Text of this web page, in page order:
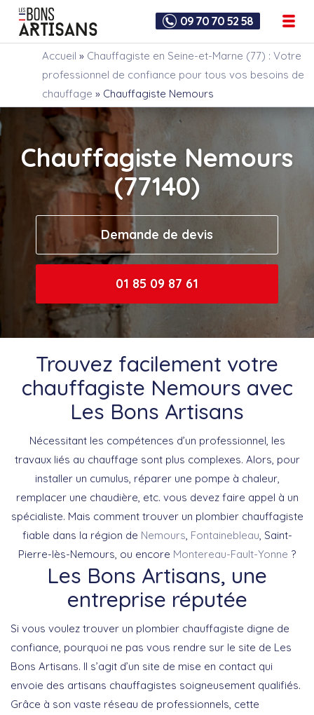
09 70 70 52 58
Accueil » Chauffagiste en Seine-et-Marne (77) : Votre
professionnel de confiance pour tous vos besoins de
chauffage » Chauffagiste Nemours
Chauffagiste Nemours
(77140)
Demande de devis
01 85 09 87 61
Trouvez facilement votre
chauffagiste Nemours avec
Les Bons Artisans
Nécessitant les compétences d’un professionnel, les
travaux liés au chauffage sont plus complexes. Alors, pour
installer un cumulus, réparer une pompe à chaleur,
remplacer une chaudière, etc. vous devez faire appel à un
spécialiste. Mais comment trouver un plombier chauffagiste
fiable dans la région de Nemours Fontainebleau , Saint-
Pierre-lès-Nemours, ou encore Montereau-Fault-Yonne ?
Les Bons Artisans, une
entreprise réputée
Si vous voulez trouver un plombier chauffagiste digne de
confiance, pourquoi ne pas vous rendre sur le site de Les
Bons Artisans. Il s’agit d’un site de mise en contact qui
envoie des artisans chauffagistes soigneusement qualifiés.
Grâce à son vaste réseau de professionnels, cette